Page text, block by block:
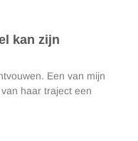
kan zijn
Een van mijn
haar traject een